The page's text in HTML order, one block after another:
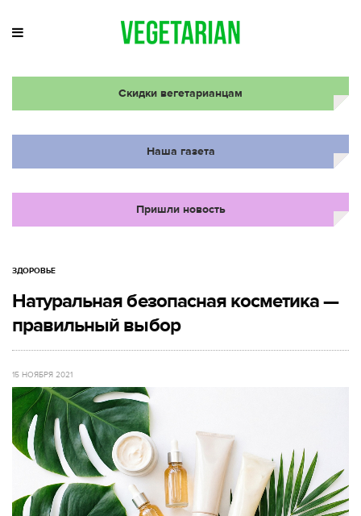
Скидки вегетарианцам
Наша газета
Пришли новость
ЗДОРОВЬЕ
Натуральная безопасная косметика —
правильный выбор
15 НОЯБРЯ 2021